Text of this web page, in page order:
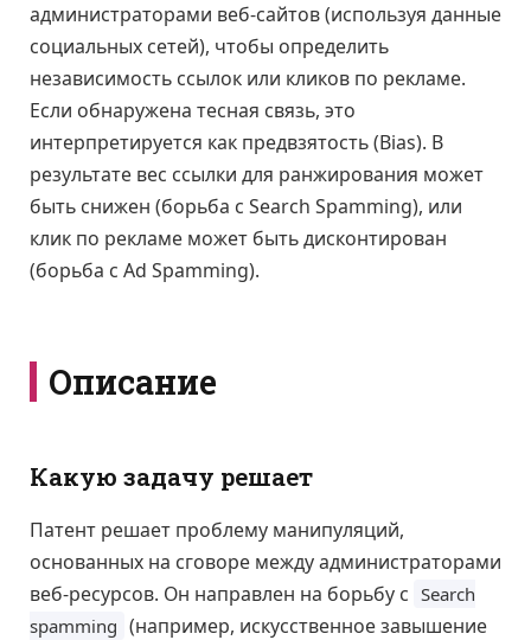
администраторами веб-сайтов (используя данные
социальных сетей), чтобы определить
независимость ссылок или кликов по рекламе.
Если обнаружена тесная связь, это
интерпретируется как предвзятость (Bias). В
результате вес ссылки для ранжирования может
быть снижен (борьба с Search Spamming), или
клик по рекламе может быть дисконтирован
(борьба с Ad Spamming).
Описание
Какую задачу решает
Патент решает проблему манипуляций,
основанных на сговоре между администраторами
веб-ресурсов. Он направлен на борьбу с Search
spamming (например, искусственное завышение